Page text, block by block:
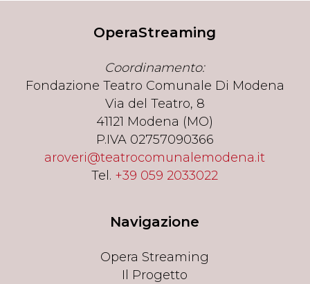
OperaStreaming
Coordinamento:
Fondazione Teatro Comunale Di Modena
Via del Teatro, 8
41121 Modena (MO)
P.IVA 02757090366
aroveri@teatrocomunalemodena.it
Tel. +39 059 2033022
Navigazione
Opera Streaming
Il Progetto